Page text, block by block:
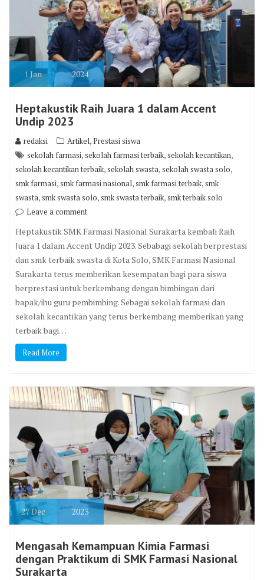
1Jan 2024
Heptakustik Raih Juara 1 dalam Accent
Undip 2023
redaksi Artikel,Prestasi siswa
sekolah farmasi,sekolah farmasi terbaik,sekolah kecantikan,
sekolah kecantikan terbaik,sekolah swasta,sekolah swasta solo,
smk farmasi,smk farmasi nasional,smk farmasi terbaik,smk
swasta,smk swasta solo,smk swasta terbaik,smk terbaik solo
Leave a comment
Heptakustik SMK Farmasi Nasional Surakarta kembali Raih
Juara 1 dalam Accent Undip 2023. Sebabagi sekolah berprestasi
dan smk terbaik swasta di Kota Solo, SMK Farmasi Nasional
Surakarta terus memberikan kesempatan bagi para siswa
berprestasi untuk berkembang dengan bimbingan dari
bapak/ibu guru pembimbing. Sebagai sekolah farmasi dan
sekolah kecantikan yang terus berkembang memberikan yang
terbaik bagi…
Read More
27Dec 2023
Mengasah Kemampuan Kimia Farmasi
dengan Praktikum di SMK Farmasi Nasional
Surakarta